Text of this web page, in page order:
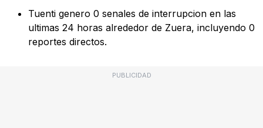
Tuenti genero 0 senales de interrupcion en las
ultimas 24 horas alrededor de Zuera, incluyendo 0
reportes directos.
PUBLICIDAD